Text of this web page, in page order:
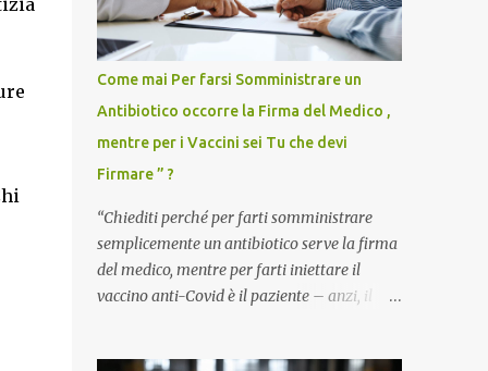
Come mai Per farsi Somministrare un
Antibiotico occorre la Firma del Medico ,
mentre per i Vaccini sei Tu che devi
Firmare ” ?
“Chiediti perché per farti somministrare
semplicemente un antibiotico serve la firma
del medico, mentre per farti iniettare il
vaccino anti-Covid è il paziente – anzi, il